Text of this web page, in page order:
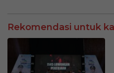
Rekomendasi untuk